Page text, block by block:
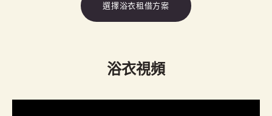
選擇浴衣租借方案
浴衣視頻